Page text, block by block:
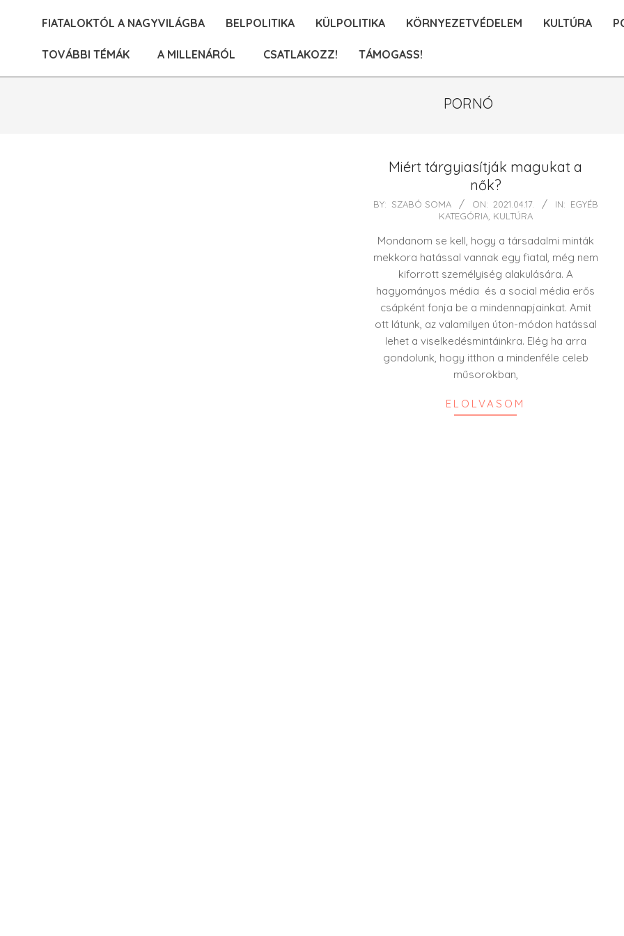
FIATALOKTÓL A NAGYVILÁGBA BELPOLITIKA KÜLPOLITIKA KÖRNYEZETVÉDELEM KULTÚRA
TOVÁBBI TÉMÁK A MILLENÁRÓL CSATLAKOZZ! TÁMOGASS!
PORNÓ
Miért tárgyiasítják magukat a
nők?
2021-
17
BY: SZABÓ SOMA ON: 2021.04.17. IN: EGYÉB
KATEGÓRIA, KULTÚRA
Mondanom se kell, hogy a társadalmi minták
mekkora hatással vannak egy fiatal, még nem
kiforrott személyiség alakulására. A
hagyományos média és a social média erős
csápként fonja be a mindennapjainkat. Amit
ott látunk, az valamilyen úton-módon hatással
lehet a viselkedésmintáinkra. Elég ha arra
gondolunk, hogy itthon a mindenféle celeb
műsorokban,
ELOLVASOM